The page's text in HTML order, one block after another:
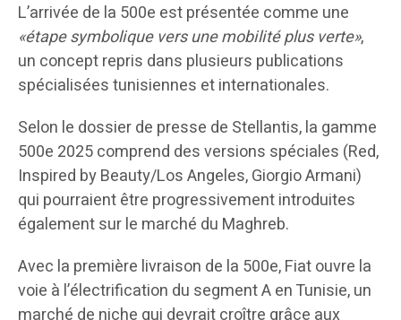
L’arrivée de la 500e est présentée comme une
«étape symbolique vers une mobilité plus verte»,
un concept repris dans plusieurs publications
spécialisées tunisiennes et internationales.
Selon le dossier de presse de Stellantis, la gamme
500e 2025 comprend des versions spéciales (Red,
Inspired by Beauty/Los Angeles, Giorgio Armani)
qui pourraient être progressivement introduites
également sur le marché du Maghreb.
Avec la première livraison de la 500e, Fiat ouvre la
voie à l’électrification du segment A en Tunisie, un